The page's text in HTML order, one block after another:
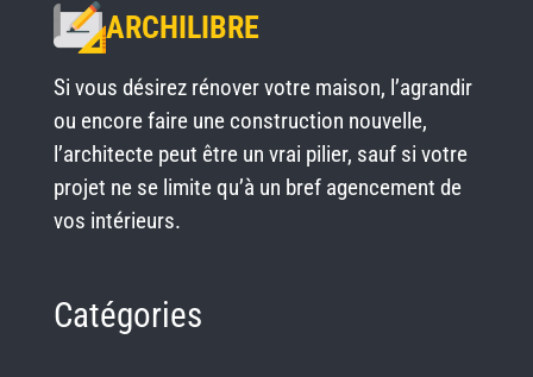
ARCHILIBRE
Si vous désirez rénover votre maison, l’agrandir
ou encore faire une construction nouvelle,
l’architecte peut être un vrai pilier, sauf si votre
projet ne se limite qu’à un bref agencement de
vos intérieurs.
Catégories